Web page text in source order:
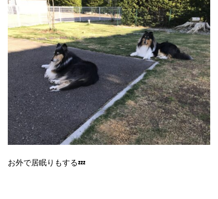
お外で居眠りもする💤